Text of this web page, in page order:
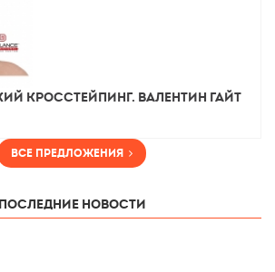
Кросстейпинг. Валентин Гайт
Все предложения
Последние новости